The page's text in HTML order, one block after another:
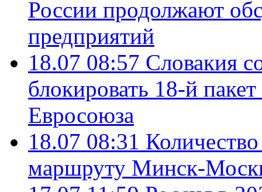
России продолжают
предприятий
18.07 08:57 Словакия
блокировать 18-й
Евросоюза
18.07 08:31
маршруту Минск-